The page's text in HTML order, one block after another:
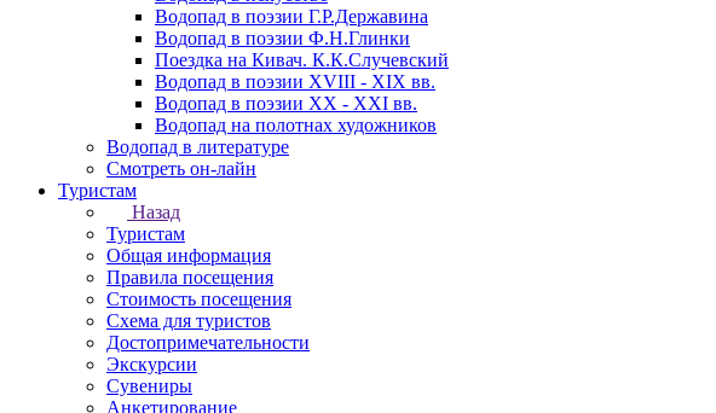
Водопад в поэзии Г.Р.Державина
Водопад в поэзии Ф.Н.Глинки
Поездка на Кивач. К.К.Случевский
Водопад в поэзии XVIII - XIX вв.
Водопад в поэзии XX - XXI вв.
Водопад на полотнах художников
Водопад в литературе
Смотреть он-лайн
Туристам
Назад
Туристам
Общая информация
Правила посещения
Стоимость посещения
Схема для туристов
Достопримечательности
Экскурсии
Сувениры
Анкетирование